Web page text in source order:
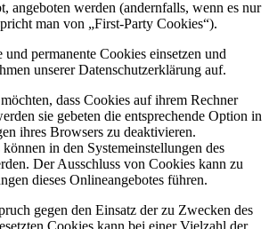
angeboten werden (andernfalls, wenn es nur
man von „First-Party Cookies“).
permanente Cookies einsetzen und
unserer Datenschutzerklärung auf.
dass Cookies auf ihrem Rechner
sie gebeten die entsprechende Option in
ihres Browsers zu deaktivieren.
in den Systemeinstellungen des
Der Ausschluss von Cookies kann zu
dieses Onlineangebotes führen.
gegen den Einsatz der zu Zwecken des